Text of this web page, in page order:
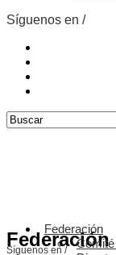
Síguenos en /
Síguenos en /
Federación